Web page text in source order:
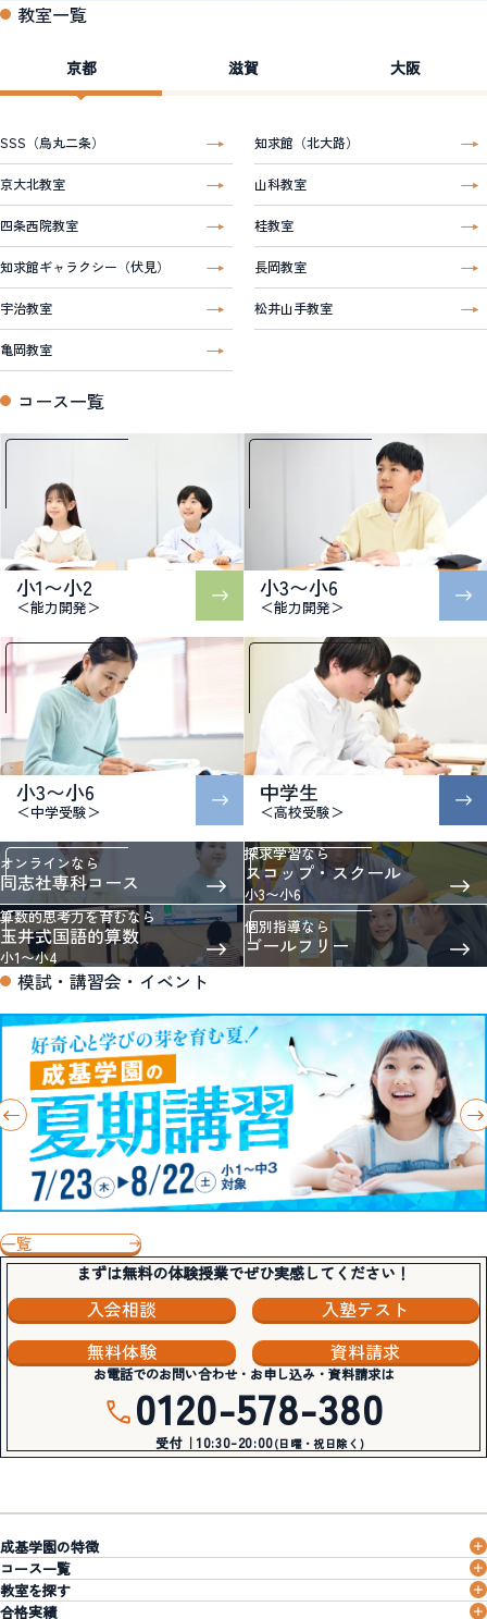
教室一覧
京都 滋賀 大阪
SSS（烏丸二条） 知求館（北大路）
京大北教室 山科教室
四条西院教室 桂教室
知求館ギャラクシー（伏見） 長岡教室
宇治教室 松井山手教室
亀岡教室
コース一覧
小1〜小2
＜能力開発＞
小3〜小6
＜能力開発＞
小3〜小6
＜中学受験＞
中学生
＜高校受験＞
オンラインなら
同志社専科コース
探求学習なら
スコップ・スクール
小3〜小6
算数的思考力を育むなら
玉井式国語的算数
小1〜小4
個別指導なら
ゴールフリー
模試・講習会・イベント
一覧
まずは無料の体験授業でぜひ実感してください！
入会相談
入塾テスト
無料体験
資料請求
お電話でのお問い合わせ・お申し込み・資料請求は
0120-578-380
受付｜10:30-20:00(日曜・祝日除く)
成基学園の特徴
コース一覧
教室を探す
合格実績